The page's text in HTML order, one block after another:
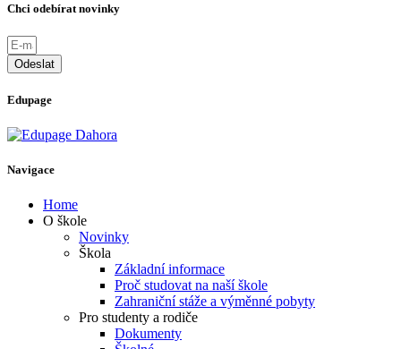
Chci odebírat novinky
Odeslat
Edupage
Navigace
Home
O škole
Novinky
Škola
Základní informace
Proč studovat na naší škole
Zahraniční stáže a výměnné pobyty
Pro studenty a rodiče
Dokumenty